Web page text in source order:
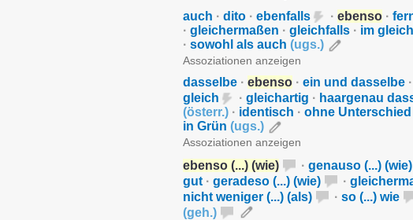
auch · dito · ebenfalls · ebenso ·
· gleichermaßen · gleichfalls · im
· sowohl als auch (ugs.)
Assoziationen anzeigen
dasselbe · ebenso · ein und dasselbe ·
gleich
· gleichartig · haargenau
(österr.) · identisch · ohne Unterschied
in Grün (ugs.)
Assoziationen anzeigen
ebenso (...) (wie) · genauso (...) (wie)
gut · geradeso (...) (wie) ·
nicht weniger (...) (als)
· so (...) wie
(geh.)